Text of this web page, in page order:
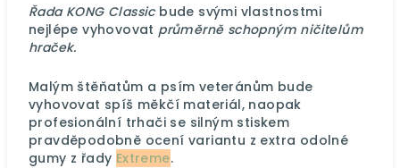
Řada KONG Classicbude svými vlastnostmi
nejlépe vyhovovat průměrně schopným ničitelům
hraček.
Malým štěňatům a psím veteránům bude
vyhovovat spíš měkčí materiál, naopak
profesionální trhači se silným stiskem
pravděpodobně ocení variantu z extra odolné
gumy z řady Extreme.